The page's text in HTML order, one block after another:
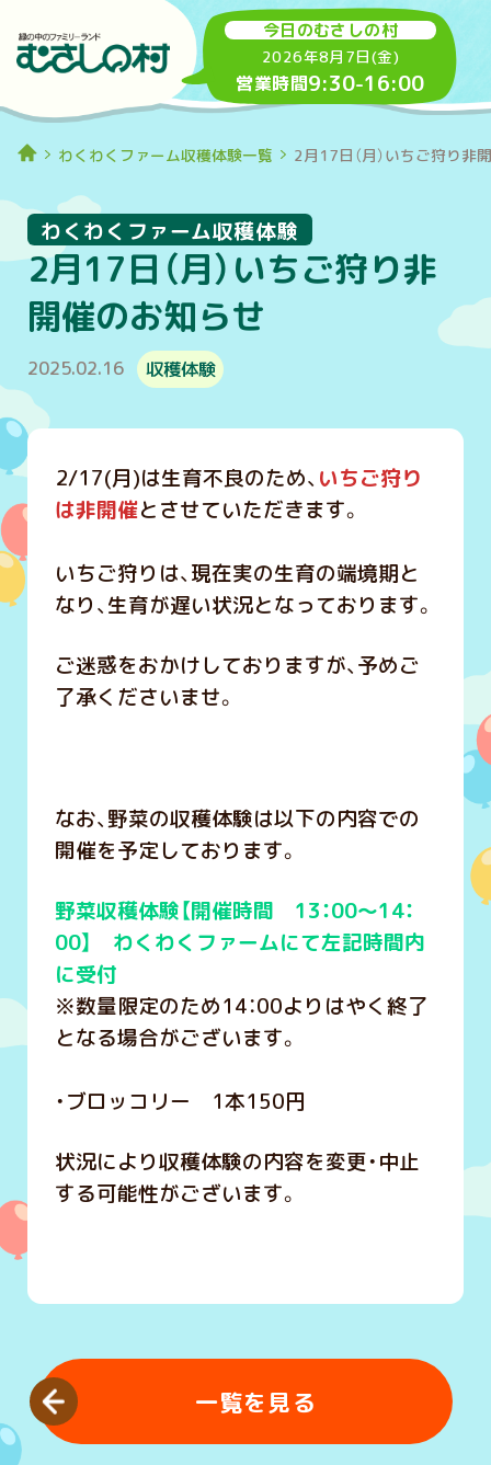
今日のむさしの村
2026年8月7日(金)
営業時間9:30-16:00
わくわくファーム収穫体験一覧 2月17日（月）いちご狩り非
2月17日（月）いちご狩り非
開催のお知らせ
わくわくファーム収穫体験
2025.02.16 収穫体験
2/17(月)は生育不良のため、 いちご狩り
は非開催とさせていただきます。
いちご狩りは、現在実の生育の端境期と
なり、生育が遅い状況となっております。
ご迷惑をおかけしておりますが、予めご
了承くださいませ。
なお、野菜の収穫体験は以下の内容での
開催を予定しております。
野菜収穫体験【開催時間 13：00～14：
00】 わくわくファームにて左記時間内
に受付
※数量限定のため14：00よりはやく終了
となる場合がございます。
・ブロッコリー 1本150円
状況により収穫体験の内容を変更・中止
する可能性がございます。
一覧を見る